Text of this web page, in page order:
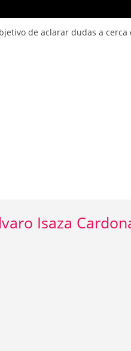
de aclarar dudas a
Isaza